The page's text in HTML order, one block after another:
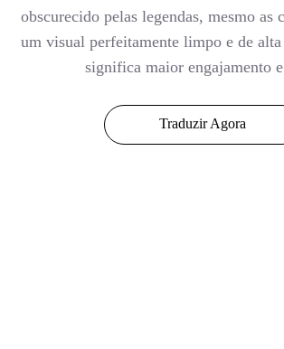
obscurecido pelas legendas, mesmo as
um visual perfeitamente limpo e de
significa maior engajamento
Traduzir Agora